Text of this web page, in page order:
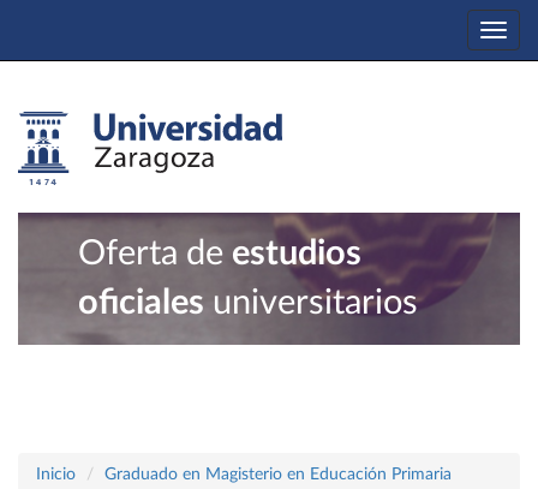
Oferta de estudios
oficiales universitarios
Inicio
Graduado en Magisterio en Educación Primaria